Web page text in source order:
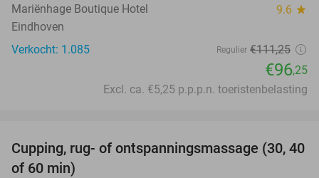
Mariënhage Boutique Hotel 9.6 star
Eindhoven
Verkocht: 1.085
Regulier €111,25
€96,25
Excl. ca. €5,25 p.p.p.n. toeristenbelasting
60%
Cupping, rug- of ontspanningsmassage (30, 40
of 60 min)